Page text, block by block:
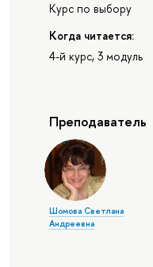
Курс по выбору
Когда читается:
4-й курс, 3 модуль
Преподаватель
Шомова Светлана
Андреевна